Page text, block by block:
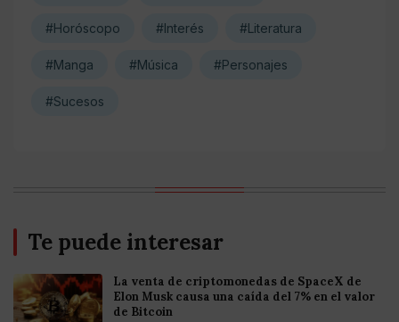
#Horóscopo #Interés #Literatura
#Manga #Música #Personajes
#Sucesos
Te puede interesar
La venta de criptomonedas de SpaceX de
Elon Musk causa una caída del 7% en el valor
de Bitcoin